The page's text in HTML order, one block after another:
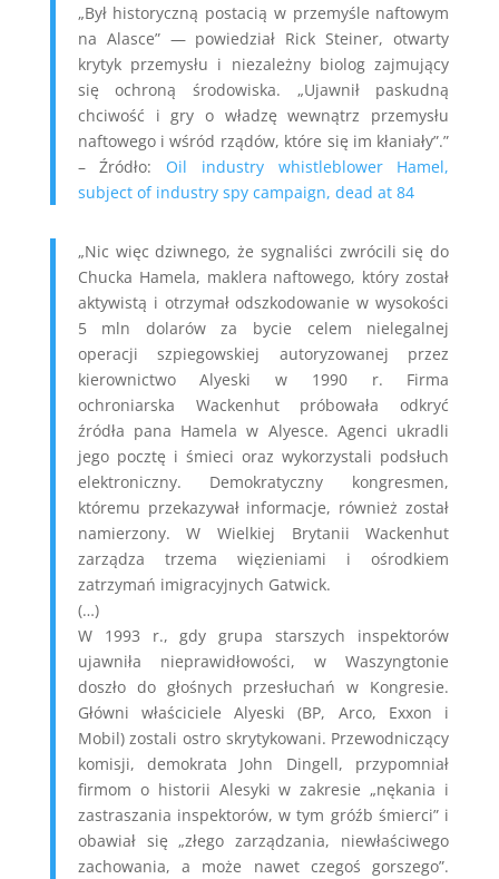
„Był historyczną postacią w przemyśle naftowym
na Alasce” — powiedział Rick Steiner, otwarty
krytyk przemysłu i niezależny biolog zajmujący
się ochroną środowiska. „Ujawnił paskudną
chciwość i gry o władzę wewnątrz przemysłu
naftowego i wśród rządów, które się im kłaniały”.”
– Źródło: Oil industry whistleblower Hamel,
subject of industry spy campaign, dead at 84
„Nic więc dziwnego, że sygnaliści zwrócili się do
Chucka Hamela, maklera naftowego, który został
aktywistą i otrzymał odszkodowanie w wysokości
5 mln dolarów za bycie celem nielegalnej
operacji szpiegowskiej autoryzowanej przez
kierownictwo Alyeski w 1990 r. Firma
ochroniarska Wackenhut próbowała odkryć
źródła pana Hamela w Alyesce. Agenci ukradli
jego pocztę i śmieci oraz wykorzystali podsłuch
elektroniczny. Demokratyczny kongresmen,
któremu przekazywał informacje, również został
namierzony. W Wielkiej Brytanii Wackenhut
zarządza trzema więzieniami i ośrodkiem
zatrzymań imigracyjnych Gatwick.
(…)
W 1993 r., gdy grupa starszych inspektorów
ujawniła nieprawidłowości, w Waszyngtonie
doszło do głośnych przesłuchań w Kongresie.
Główni właściciele Alyeski (BP, Arco, Exxon i
Mobil) zostali ostro skrytykowani. Przewodniczący
komisji, demokrata John Dingell, przypomniał
firmom o historii Alesyki w zakresie „nękania i
zastraszania inspektorów, w tym gróźb śmierci” i
obawiał się „złego zarządzania, niewłaściwego
zachowania, a może nawet czegoś gorszego”.